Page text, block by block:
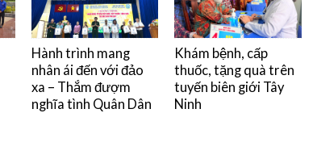
Hành trình mang
nhân ái đến với đảo
xa – Thắm đượm
nghĩa tình Quân Dân
Khám bệnh, cấp
thuốc, tặng quà trên
tuyến biên giới Tây
Ninh